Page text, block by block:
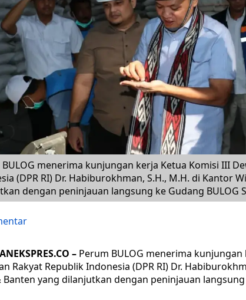
menerima kunjungan kerja Ketua Komisi III
(DPR RI) Dr. Habiburokhman, S.H., M.H. di Kantor
dengan peninjauan langsung ke Gudang BULOG
– Perum BULOG menerima
Rakyat Republik Indonesia (DPR RI) Dr.
Banten yang dilanjutkan dengan peninjauan langsung